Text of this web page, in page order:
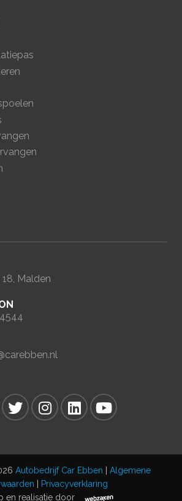
Malden
Autobedrijf Car Ebben
Algemene
Privacyverklaring
en realisatie door